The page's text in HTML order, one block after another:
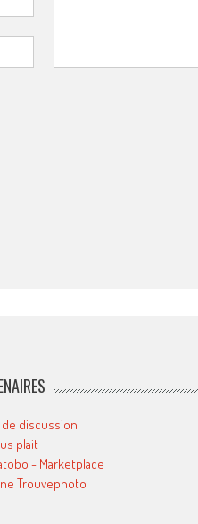
de discussion
plait
- Marketplace
Trouvephoto